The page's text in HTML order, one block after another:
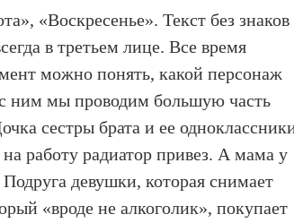
«Воскресенье». Текст без знаков
в третьем лице. Все время
можно понять, какой персонаж
ним мы проводим большую часть
сестры брата и ее
работу радиатор привез. А мама у
девушки, которая снимает
«вроде не алкоголик», покупает